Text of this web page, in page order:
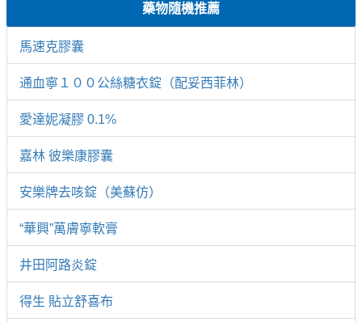
藥物隨機推薦
馬速克膠囊
通血寧１００公絲糖衣錠（配妥西菲林）
愛達妮凝膠 0.1%
嘉林 彼樂康膠囊
安樂牌去咳錠（美蘇仿）
“華興”萬膚寧軟膏
井田阿路炎錠
得生 貼立舒喜布